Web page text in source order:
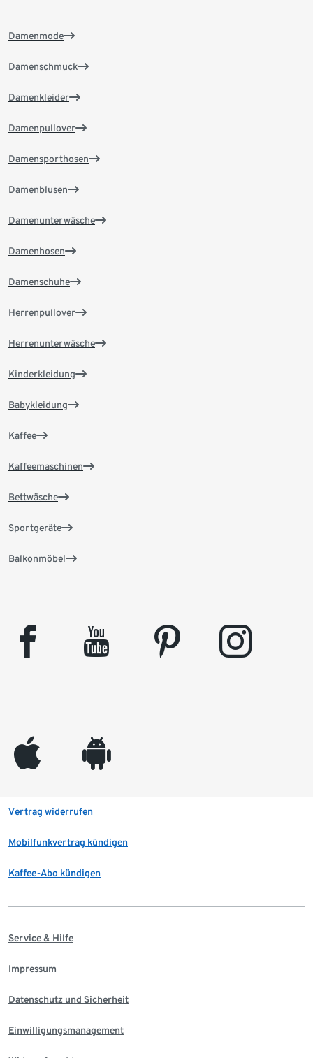
Damenmode
Damenschmuck
Damenkleider
Damenpullover
Damensporthosen
Damenblusen
Damenunterwäsche
Damenhosen
Damenschuhe
Herrenpullover
Herrenunterwäsche
Kinderkleidung
Babykleidung
Kaffee
Kaffeemaschinen
Bettwäsche
Sportgeräte
Balkonmöbel
facebook youtube pinterest instagram
appleinc android
Vertrag widerrufen
Mobilfunkvertrag kündigen
Kaffee-Abo kündigen
Service & Hilfe
Impressum
Datenschutz und Sicherheit
Einwilligungsmanagement